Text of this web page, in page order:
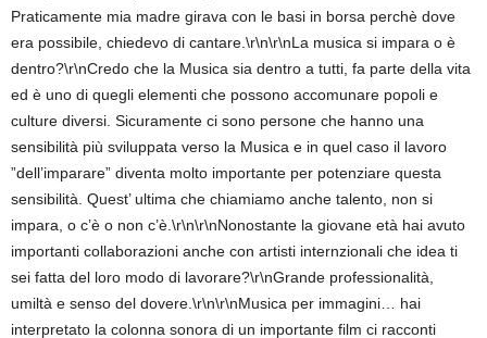
Praticamente mia madre girava con le basi in borsa perchè dove
era possibile, chiedevo di cantare.\r\n\r\nLa musica si impara o è
dentro?\r\nCredo che la Musica sia dentro a tutti, fa parte della vita
ed è uno di quegli elementi che possono accomunare popoli e
culture diversi. Sicuramente ci sono persone che hanno una
sensibilità più sviluppata verso la Musica e in quel caso il lavoro
”dell’imparare” diventa molto importante per potenziare questa
sensibilità. Quest’ ultima che chiamiamo anche talento, non si
impara, o c’è o non c’è.\r\n\r\nNonostante la giovane età hai avuto
importanti collaborazioni anche con artisti internzionali che idea ti
sei fatta del loro modo di lavorare?\r\nGrande professionalità,
umiltà e senso del dovere.\r\n\r\nMusica per immagini… hai
interpretato la colonna sonora di un importante film ci racconti